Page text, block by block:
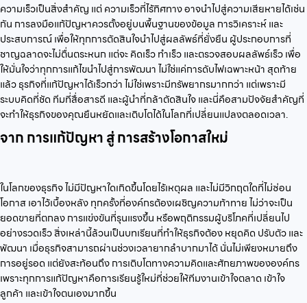
ความเร็วเป็นสิ่งสำคัญ แต่ ความเร็วที่ไร้ทิศทาง อาจนำไปสู่ความเสียหายได้เช่น
กัน การลงมือแก้ปัญหาควรตั้งอยู่บนพื้นฐานของข้อมูล การวิเคราะห์ และ
ประสบการณ์ เพื่อให้ทุกการตัดสินใจนำไปสู่ผลลัพธ์ที่ยั่งยืน ผู้ประกอบการที่
ชาญฉลาดจะไม่ตื่นตระหนก แต่จะ คิดเร็ว ทำเร็ว และตรวจสอบผลลัพธ์เร็ว เพื่อ
ให้มั่นใจว่าทุกการแก้ไขนำไปสู่การพัฒนา ไม่ใช่แค่การดับไฟเฉพาะหน้า สุดท้าย
แล้ว ธุรกิจที่แก้ปัญหาได้เร็วกว่า ไม่ใช่เพราะมีทรัพยากรมากกว่า แต่เพราะมี
ระบบคิดที่ชัด ทีมที่สื่อสารดี และผู้นำที่กล้าตัดสินใจ และนี่คือสามปัจจัยสำคัญที่
จะทำให้ธุรกิจของคุณยืนหยัดและเติบโตได้ในโลกที่เปลี่ยนแปลงตลอดเวลา.
จาก การแก้ปัญหา สู่ การสร้างโอกาสใหม่
ในโลกของธุรกิจ ไม่มีปัญหาใดเกิดขึ้นโดยไร้เหตุผล และไม่มีวิกฤตใดที่ไม่ซ่อน
โอกาส เอาไว้เบื้องหลัง ทุกครั้งที่องค์กรต้องเผชิญความท้าทาย ไม่ว่าจะเป็น
ยอดขายที่ตกลง การแข่งขันที่รุนแรงขึ้น หรือพฤติกรรมผู้บริโภคที่เปลี่ยนไป
อย่างรวดเร็ว สิ่งเหล่านี้ล้วนเป็นบทเรียนที่ทำให้ธุรกิจต้อง หยุดคิด ปรับตัว และ
พัฒนา เมื่อธุรกิจสามารถผ่านช่วงเวลายากลำบากมาได้ นั่นไม่เพียงหมายถึง
การอยู่รอด แต่ยังสะท้อนถึง การเติบโตทางความคิดและศักยภาพขององค์กร
เพราะทุกการแก้ปัญหาคือการเรียนรู้ใหม่ที่ช่วยให้ทีมงานเข้าใจตลาด เข้าใจ
ลูกค้า และเข้าใจตนเองมากขึ้น